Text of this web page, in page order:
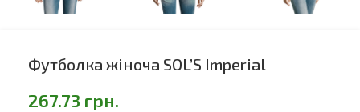
Футболка жіноча SOL’S Imperial
267.73 грн.